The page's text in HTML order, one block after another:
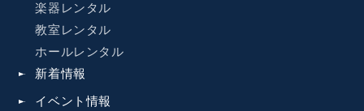
楽器レンタル
教室レンタル
ホールレンタル
新着情報
イベント情報